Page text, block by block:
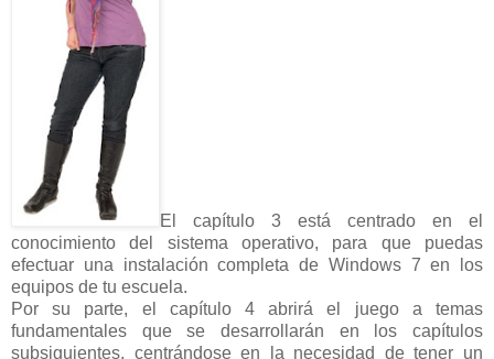
El capítulo 3 está centrado en el
conocimiento del sistema operativo, para que puedas
efectuar una instalación completa de Windows 7 en los
equipos de tu escuela.
Por su parte, el capítulo 4 abrirá el juego a temas
fundamentales que se desarrollarán en los capítulos
subsiguientes, centrándose en la necesidad de tener un